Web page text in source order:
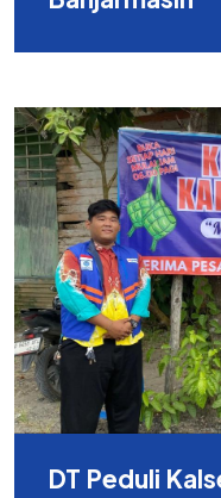
DT Peduli